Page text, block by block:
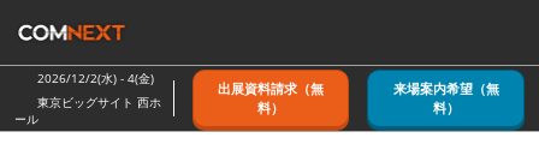
キ
ッ
し
2026/12/2(水) - 4(金)
東京ビッグサイト 西ホ
ール
出展資料請求（無
料）
来場案内希望（無
料）